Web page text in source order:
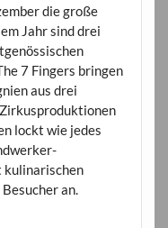
die große
Jahr sind drei
7 Fingers bringen
aus drei
lockt wie jedes
an.